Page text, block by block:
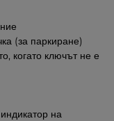
(за паркиране)
когато ключът не е
на